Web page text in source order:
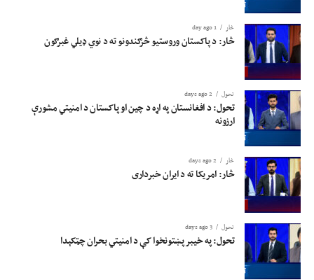
څار 1 day ago
څار: د پاکستان وروستیو څرګندونو ته د نوي ډیلي غبرګون
تحول 2 days ago
تحول: د افغانستان په اړه د چین او پاکستان د امنیتي مشورې
ارزونه
څار 2 days ago
څار: امریکا ته د ایران خبرداری
تحول 3 days ago
تحول: په خیبر پښتونخوا کې د امنیتي بحران چټکېدا